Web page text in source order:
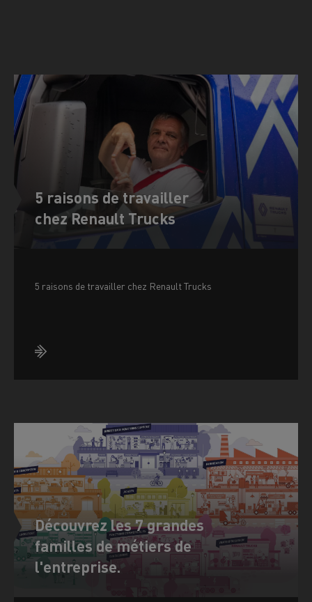
5 raisons de travailler
chez Renault Trucks
5 raisons de travailler chez Renault Trucks
Découvrez les 7 grandes
familles de métiers de
l'entreprise.